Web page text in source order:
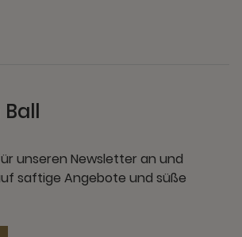
unseren Newsletter an und
saftige Angebote und süße